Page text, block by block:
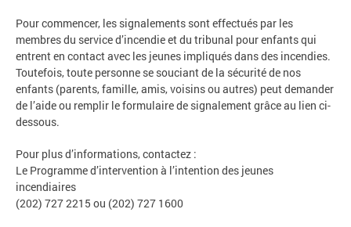
Pour commencer, les signalements sont effectués par les
membres du service d’incendie et du tribunal pour enfants qui
entrent en contact avec les jeunes impliqués dans des incendies.
Toutefois, toute personne se souciant de la sécurité de nos
enfants (parents, famille, amis, voisins ou autres) peut demander
de l’aide ou remplir le formulaire de signalement grâce au lien ci-
dessous.
Pour plus d’informations, contactez :
Le Programme d’intervention à l’intention des jeunes
incendiaires
(202) 727 2215 ou (202) 727 1600